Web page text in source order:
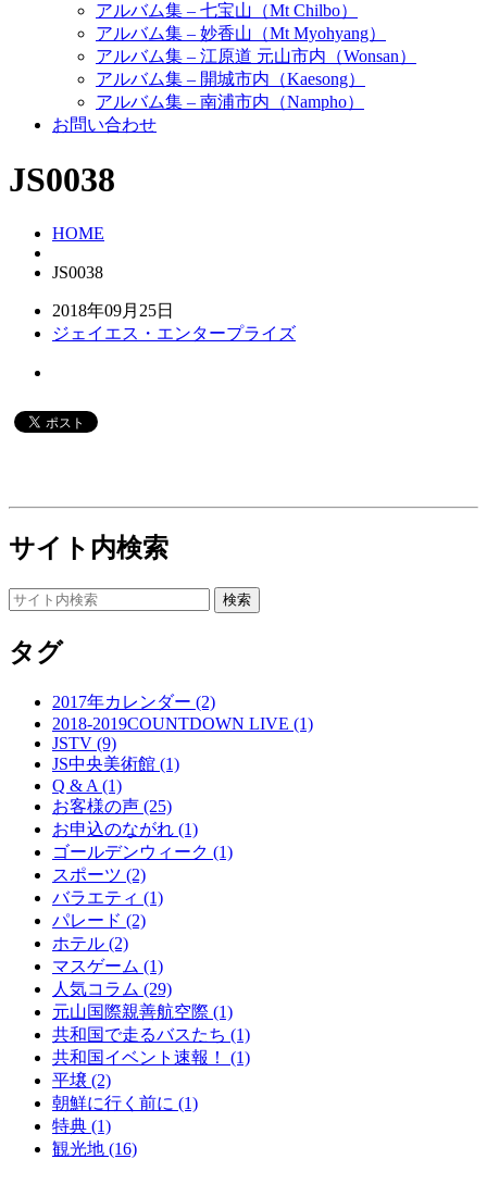
アルバム集 – 七宝山（Mt Chilbo）
アルバム集 – 妙香山（Mt Myohyang）
アルバム集 – 江原道 元山市内（Wonsan）
アルバム集 – 開城市内（Kaesong）
アルバム集 – 南浦市内（Nampho）
お問い合わせ
JS0038
HOME
JS0038
2018年09月25日
ジェイエス・エンタープライズ
サイト内検索
タグ
2017年カレンダー (2)
2018-2019COUNTDOWN LIVE (1)
JSTV (9)
JS中央美術館 (1)
Q & A (1)
お客様の声 (25)
お申込のながれ (1)
ゴールデンウィーク (1)
スポーツ (2)
バラエティ (1)
パレード (2)
ホテル (2)
マスゲーム (1)
人気コラム (29)
元山国際親善航空際 (1)
共和国で走るバスたち (1)
共和国イベント速報！ (1)
平壌 (2)
朝鮮に行く前に (1)
特典 (1)
観光地 (16)